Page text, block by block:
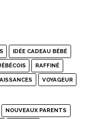
IDÉE CADEAU BÉBÉ
RAFFINÉ
VOYAGEUR
NOUVEAUX PARENTS